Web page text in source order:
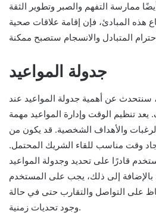
ممارسة التفهم والصبر وتطوير الثقة
هذه المبادئ، فإن إقامة علاقات صحية
جدولة المواعيد
سنتحدث عن أهمية جدولة المواعيد عند
تنظيم الوقت وإدارة المواعيد مهمة
والأهداف الشخصية. قد يكون من
وقت مناسب للقاء الشريك المحتمل.
قادرًا على تحديد وجدولة المواعيد
بالإضافة إلى ذلك، يجب على المستخدم
على التواصل والتقارب حتى في حالة
وجود تحديات زمنية.